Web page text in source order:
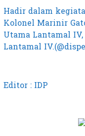
Hadir dalam
Kolonel Marinir
Utama Lantamal
Lantamal
Editor : IDP